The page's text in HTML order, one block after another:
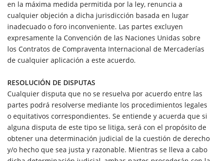
en la máxima medida permitida por la ley, renuncia a
cualquier objeción a dicha jurisdicción basada en lugar
inadecuado o foro inconveniente. Las partes excluyen
expresamente la Convención de las Naciones Unidas sobre
los Contratos de Compraventa Internacional de Mercaderías
de cualquier aplicación a este acuerdo.
RESOLUCIÓN DE DISPUTAS
Cualquier disputa que no se resuelva por acuerdo entre las
partes podrá resolverse mediante los procedimientos legales
o equitativos correspondientes. Se entiende y acuerda que si
alguna disputa de este tipo se litiga, será con el propósito de
obtener una determinación judicial de la cuestión de derecho
y/o hecho que sea justa y razonable. Mientras se lleva a cabo